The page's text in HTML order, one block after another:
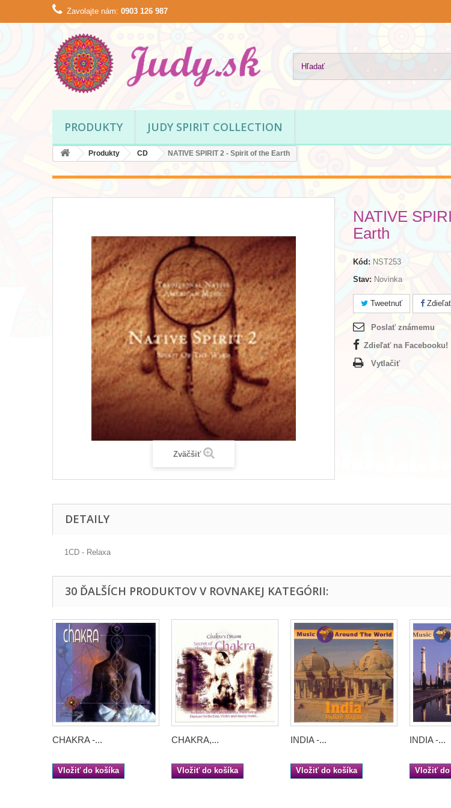
Zavolajte nám: 0903 126 987
PRODUKTY JUDY SPIRIT COLLECTION
Produkty CD NATIVE SPIRIT 2 - Spirit of the Earth
Zväčšiť
NATIVE
Earth
Kód: NST253
Stav: Novinka
Tweetnuť Zdieľať
Poslať známemu
Zdieľať na Facebooku!
Vytlačiť
DETAILY
1CD - Relaxa
30 ĎALŠÍCH PRODUKTOV V ROVNAKEJ KATEGÓRII:
CHAKRA -...
Vložiť do košíka
CHAKRA,...
Vložiť do košíka
INDIA -...
Vložiť do košíka
INDIA -...
Vložiť do